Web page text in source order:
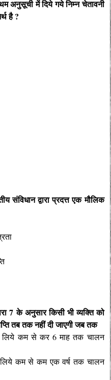
अनुसूची में दिये गये निम्न चेतावनी
है ?
संविधान द्वारा प्रदत्त एक मौलिक
7 के अनुसार किसी भी व्यक्ति को
तब तक नहीं दी जाएगी जब तक
लिये कम से कर 6 माह तक चालन
कम से कम एक वर्ष तक चालन